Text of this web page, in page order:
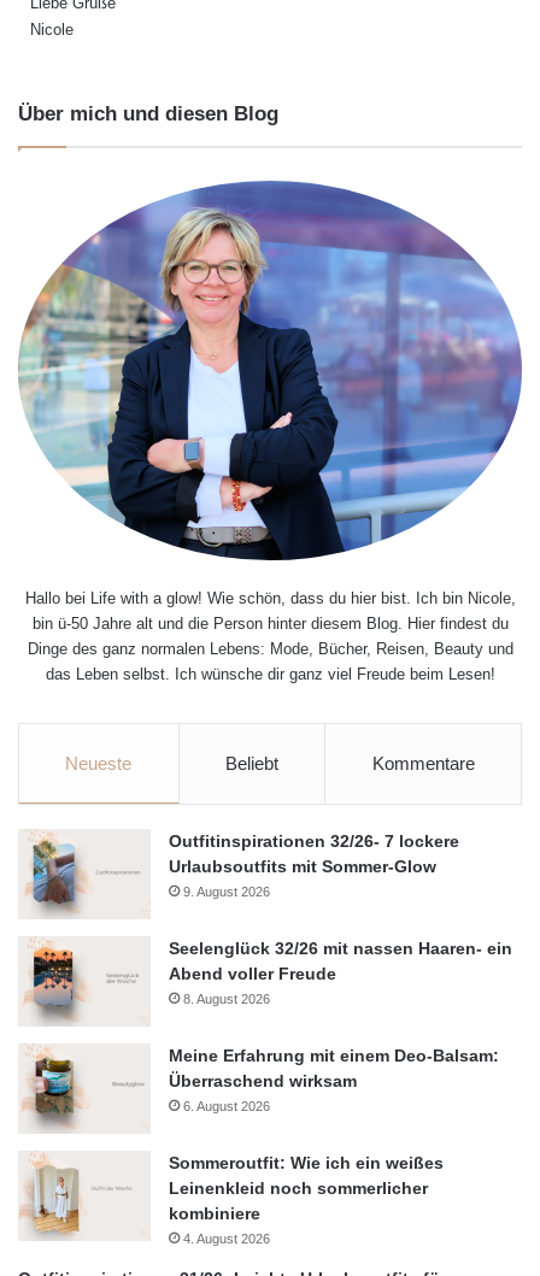
Nicole
Über mich und diesen Blog
Hallo bei Life with a glow! Wie schön, dass du hier bist. Ich bin Nicole,
bin ü-50 Jahre alt und die Person hinter diesem Blog. Hier findest du
Dinge des ganz normalen Lebens: Mode, Bücher, Reisen, Beauty und
das Leben selbst. Ich wünsche dir ganz viel Freude beim Lesen!
Neueste Beliebt Kommentare
Outfitinspirationen 32/26- 7 lockere
Urlaubsoutfits mit Sommer-Glow
9. August 2026
Seelenglück 32/26 mit nassen Haaren- ein
Abend voller Freude
8. August 2026
Meine Erfahrung mit einem Deo-Balsam:
Überraschend wirksam
6. August 2026
Sommeroutfit: Wie ich ein weißes
Leinenkleid noch sommerlicher
kombiniere
4. August 2026